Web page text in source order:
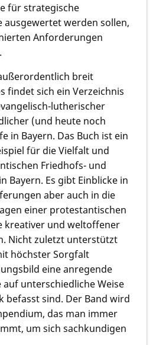
für strategische
ausgewertet werden sollen,
Anforderungen
breit
findet sich ein Verzeichnis
lutherischer
(und heute noch
in Bayern. Das Buch ist ein
für die Vielfalt und
Friedhofs- und
Bayern. Es gibt Einblicke in
aber auch in die
einer protestantischen
kreativer und weltoffener
Nicht zuletzt unterstützt
höchster Sorgfalt
eine anregende
unterschiedliche Weise
befasst sind. Der Band wird
das man immer
um sich sachkundigen